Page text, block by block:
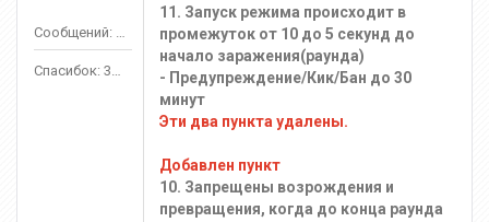
Сообщений: 1553
Спасибок: 3303
11. Запуск режима происходит в
промежуток от 10 до 5 секунд до
начало заражения(раунда)
- Предупреждение/Кик/Бан до 30
минут
Эти два пункта удалены.
Добавлен пункт
10. Запрещены возрождения и
превращения, когда до конца раунда